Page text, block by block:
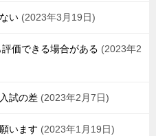
い 2023年3月19日
価できる場合がある
2023年2
試の差 2023年2月7日
います 2023年1月19日